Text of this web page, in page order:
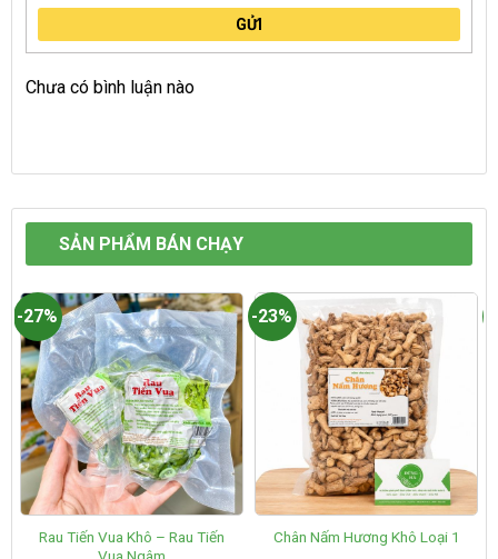
GỬI
Chưa có bình luận nào
SẢN PHẨM BÁN CHẠY
-27%
Rau Tiến Vua Khô – Rau Tiến
-23%
Chân Nấm Hương Khô Loại 1